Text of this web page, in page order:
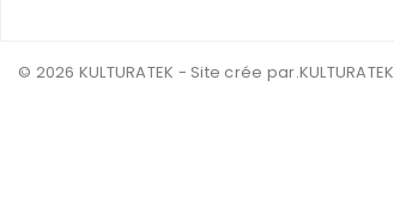
© 2026 KULTURATEK - Site crée par.KULTURATEK